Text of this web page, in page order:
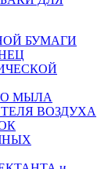
БУМАГИ
МЫЛА
ВОЗДУХА